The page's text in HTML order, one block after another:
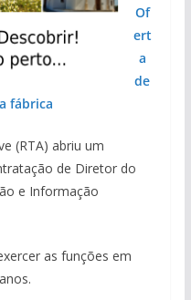
Of
ert
a
de
fábrica
(RTA) abriu um
de Diretor do
e Informação
as funções em